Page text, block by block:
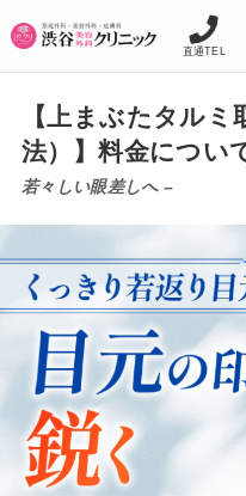
直通TEL
【上まぶたタルミ
法）】料金につい
若々しい眼差しへ –